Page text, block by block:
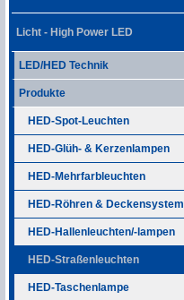
Licht - High Power LED
LED/HED Technik
Produkte
HED-Spot-Leuchten
HED-Glüh- & Kerzenlampen
HED-Mehrfarbleuchten
HED-Röhren & Deckensystem
HED-Hallenleuchten/-lampen
HED-Straßenleuchten
HED-Taschenlampe